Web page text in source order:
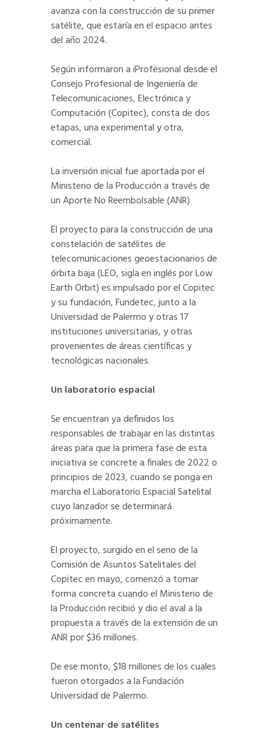
avanza con la construcción de su primer
satélite, que estaría en el espacio antes
del año 2024.
Según informaron a iProfesional desde el
Consejo Profesional de Ingeniería de
Telecomunicaciones, Electrónica y
Computación (Copitec), consta de dos
etapas, una experimental y otra,
comercial.
La inversión inicial fue aportada por el
Ministerio de la Producción a través de
un Aporte No Reembolsable (ANR)
El proyecto para la construcción de una
constelación de satélites de
telecomunicaciones geoestacionarios de
órbita baja (LEO, sigla en inglés por Low
Earth Orbit) es impulsado por el Copitec
y su fundación, Fundetec, junto a la
Universidad de Palermo y otras 17
instituciones universitarias, y otras
provenientes de áreas científicas y
tecnológicas nacionales.
Un laboratorio espacial
Se encuentran ya definidos los
responsables de trabajar en las distintas
áreas para que la primera fase de esta
iniciativa se concrete a finales de 2022 o
principios de 2023, cuando se ponga en
marcha el Laboratorio Espacial Satelital
cuyo lanzador se determinará
próximamente.
El proyecto, surgido en el seno de la
Comisión de Asuntos Satelitales del
Copitec en mayo, comenzó a tomar
forma concreta cuando el Ministerio de
la Producción recibió y dio el aval a la
propuesta a través de la extensión de un
ANR por $36 millones.
De ese monto, $18 millones de los cuales
fueron otorgados a la Fundación
Universidad de Palermo.
Un centenar de satélites